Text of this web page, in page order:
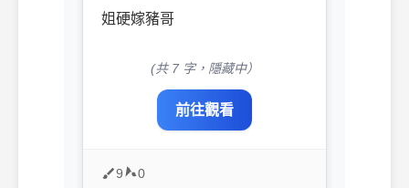
姐硬嫁豬哥
(共 7 字，隱藏中）
前往觀看
9 0